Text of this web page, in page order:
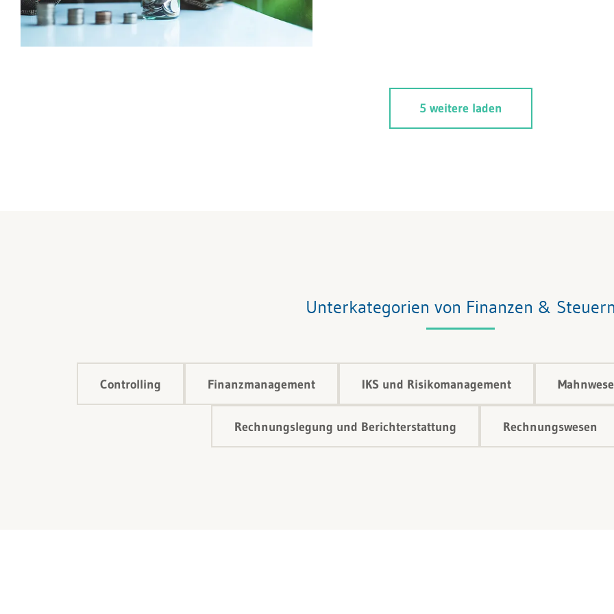
5 weitere laden
Unterkategorien von Finanzen &
Controlling Finanzmanagement IKS und Risikomanagement
Rechnungslegung und Berichterstattung Rechnungswesen